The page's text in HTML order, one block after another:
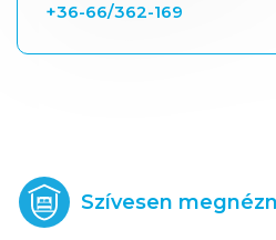
+36-66/362-169
Szívesen